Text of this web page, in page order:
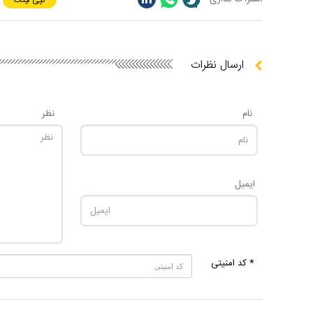
ارسال نظرات
نام
ایمیل
نظر
* کد امنیتی